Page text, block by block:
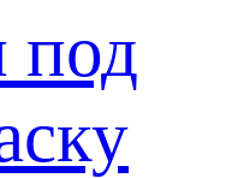
под